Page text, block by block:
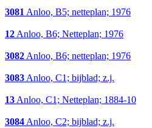
3081Anloo, B5; netteplan; 1976
12Anloo, B6; Netteplan; 1976
3082Anloo, B6; netteplan; 1976
3083Anloo, C1; bijblad; z.j.
13Anloo, C1; Netteplan; 1884-10
3084Anloo, C2; bijblad; z.j.